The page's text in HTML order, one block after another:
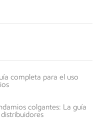
completa para el uso
colgantes: La guía